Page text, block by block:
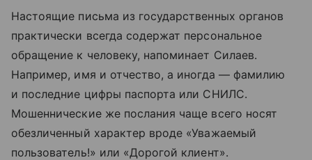
Настоящие письма из государственных органов
практически всегда содержат персональное
обращение к человеку, напоминает Силаев.
Например, имя и отчество, а иногда — фамилию
и последние цифры паспорта или СНИЛС.
Мошеннические же послания чаще всего носят
обезличенный характер вроде «Уважаемый
пользователь!» или «Дорогой клиент».